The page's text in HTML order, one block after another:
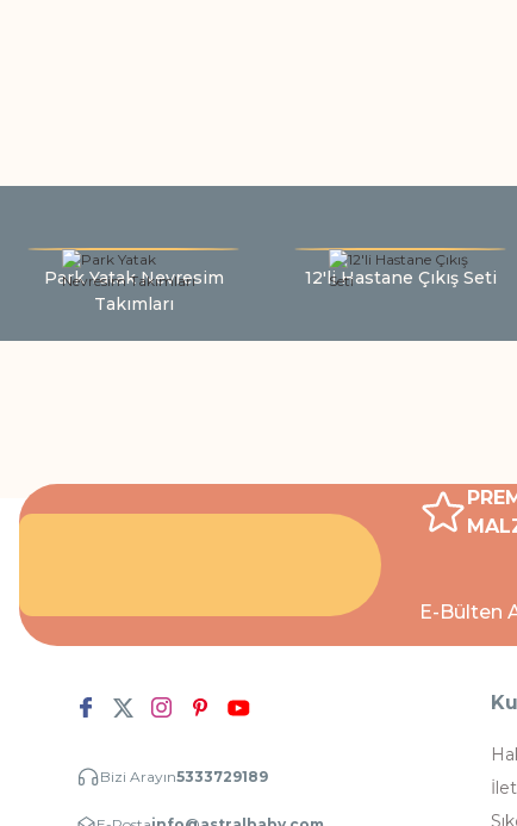
Park Yatak Nevresim
Takımları
12'li Hastane Çıkış Seti
E-Bülten
Bizi Arayın5333729189